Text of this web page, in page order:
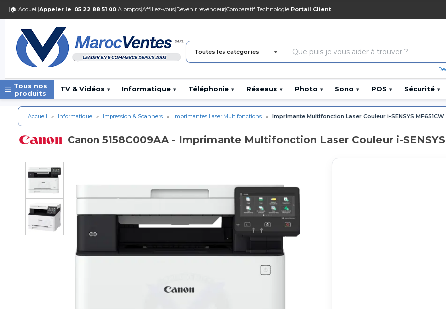
| 🏠 Accueil|Appeler le 05 22 88 51 00|A propos|Affiliez-vous|Devenir revendeur|Comparatif|Technologie|Portail Client
Toutes les catégories
Tous nos
produits
TV & Vidéos ▾ Informatique ▾ Téléphonie ▾ Réseaux ▾ Photo ▾ Sono ▾ POS ▾ Sécurité ▾
Accueil » Informatique » Impression & Scanners » Imprimantes Laser Multifonctions » Imprimante Multifonction Laser Couleur i-SENSYS
Canon 5158C009AA - Imprimante Multifonction Laser Couleur i-